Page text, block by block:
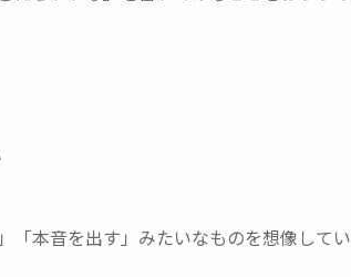
「本音を出す」みたいなものを想像してい